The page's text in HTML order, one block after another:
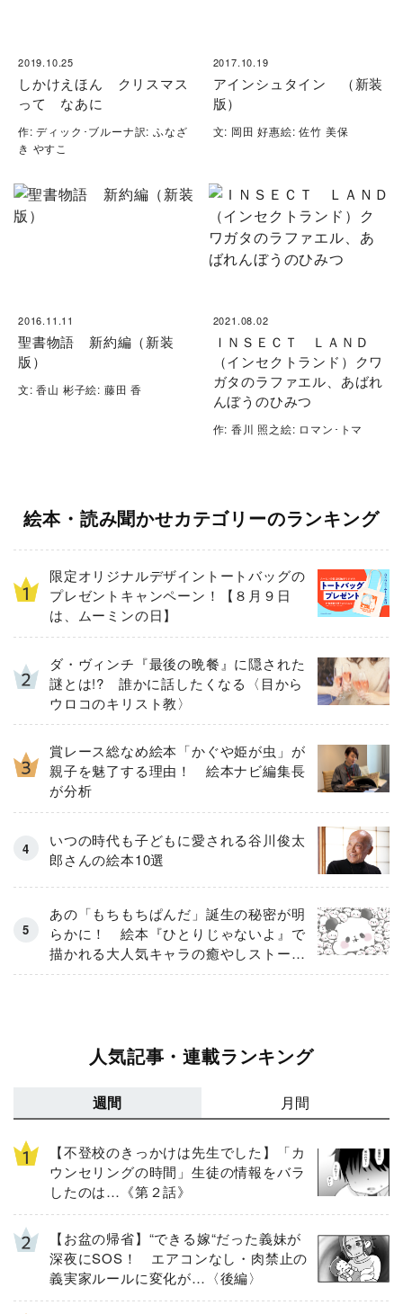
2019.10.25
しかけえほん クリスマス
って なあに
作: ディック･ブルーナ訳: ふなざ
き やすこ
2017.10.19
アインシュタイン （新装
版）
文: 岡田 好惠絵: 佐竹 美保
2016.11.11
聖書物語 新約編（新装
版）
文: 香山 彬子絵: 藤田 香
2021.08.02
ＩＮＳＥＣＴ ＬＡＮＤ
（インセクトランド）クワ
ガタのラファエル、あばれ
んぼうのひみつ
作: 香川 照之絵: ロマン･トマ
絵本・読み聞かせカテゴリーのランキング
限定オリジナルデザイントートバッグの
プレゼントキャンペーン！【８月９日
は、ムーミンの日】
ダ・ヴィンチ『最後の晩餐』に隠された
謎とは!? 誰かに話したくなる〈目から
ウロコのキリスト教〉
賞レース総なめ絵本「かぐや姫が虫」が
親子を魅了する理由！ 絵本ナビ編集長
が分析
いつの時代も子どもに愛される谷川俊太
郎さんの絵本10選
あの「もちもちぱんだ」誕生の秘密が明
らかに！ 絵本『ひとりじゃないよ』で
描かれる大人気キャラの癒やしストーリ
ー
人気記事・連載ランキング
週間 月間
【不登校のきっかけは先生でした】「カ
ウンセリングの時間」生徒の情報をバラ
したのは…《第２話》
【お盆の帰省】“できる嫁“だった義妹が
深夜にSOS！ エアコンなし・肉禁止の
義実家ルールに変化が…〈後編〉